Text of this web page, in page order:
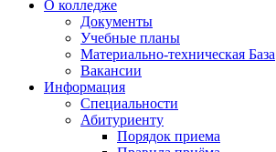
О колледже
Документы
Учебные планы
Материально-техническая База
Вакансии
Информация
Специальности
Абитуриенту
Порядок приема